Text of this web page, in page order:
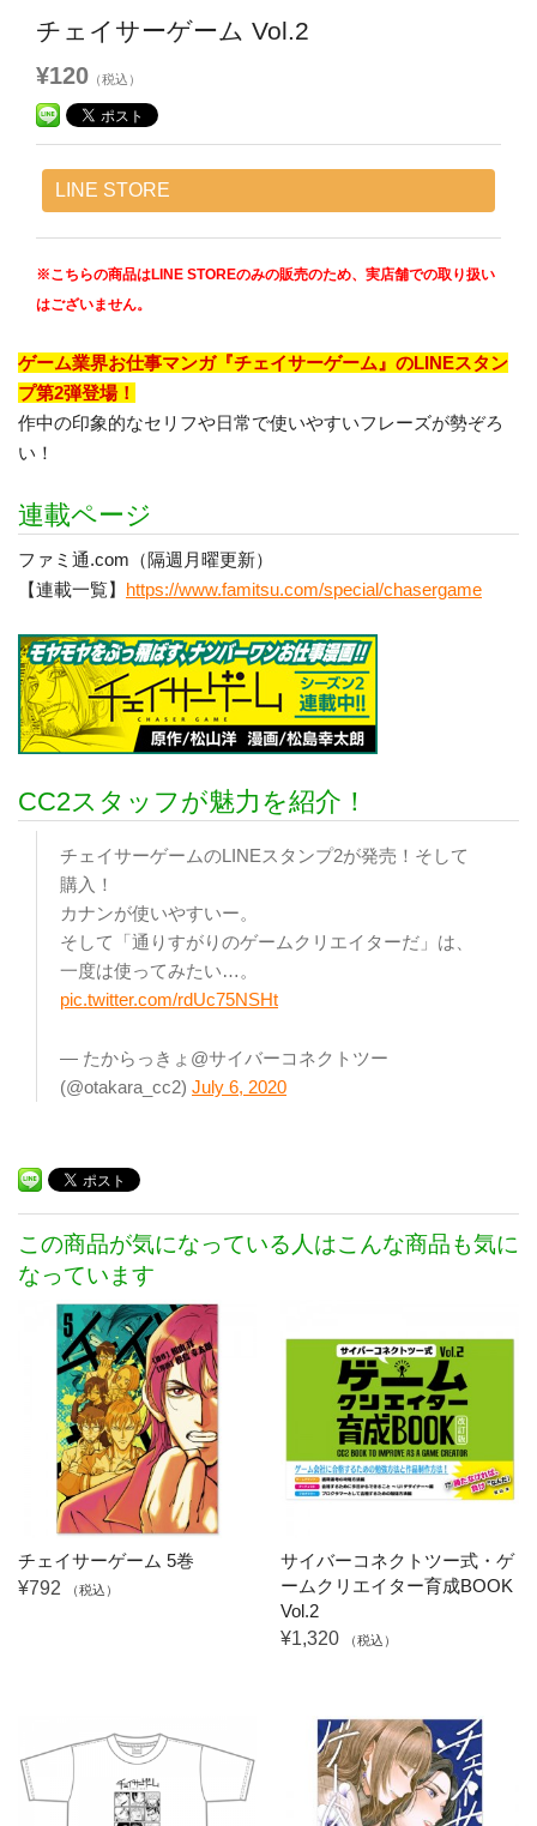
チェイサーゲーム Vol.2
¥120 （税込）
LINE STORE
※こちらの商品はLINE STOREのみの販売のため、実店舗での取り扱い
はございません。
ゲーム業界お仕事マンガ『チェイサーゲーム』のLINEスタン
プ第2弾登場！
作中の印象的なセリフや日常で使いやすいフレーズが勢ぞろ
い！
連載ページ
ファミ通.com（隔週月曜更新）
【連載一覧】 https://www.famitsu.com/special/chasergame
CC2スタッフが魅力を紹介！
チェイサーゲームのLINEスタンプ2が発売！そして
購入！
カナンが使いやすいー。
そして「通りすがりのゲームクリエイターだ」は、
一度は使ってみたい…。
pic.twitter.com/rdUc75NSHt
— たからっきょ@サイバーコネクトツー
(@otakara_cc2) July 6, 2020
この商品が気になっている人はこんな商品も気に
なっています
チェイサーゲーム 5巻
¥792
（税込）
サイバーコネクトツー式・ゲ
ームクリエイター育成BOOK
Vol.2
¥1,320
（税込）